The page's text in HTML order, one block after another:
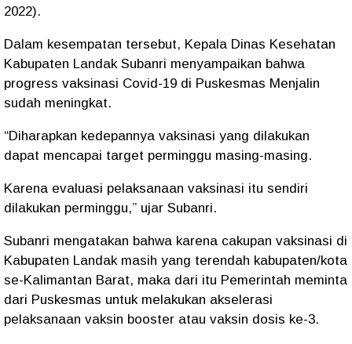
2022).
Dalam kesempatan tersebut, Kepala Dinas Kesehatan
Kabupaten Landak Subanri menyampaikan bahwa
progress vaksinasi Covid-19 di Puskesmas Menjalin
sudah meningkat.
“Diharapkan kedepannya vaksinasi yang dilakukan
dapat mencapai target perminggu masing-masing.
Karena evaluasi pelaksanaan vaksinasi itu sendiri
dilakukan perminggu,” ujar Subanri.
Subanri mengatakan bahwa karena cakupan vaksinasi di
Kabupaten Landak masih yang terendah kabupaten/kota
se-Kalimantan Barat, maka dari itu Pemerintah meminta
dari Puskesmas untuk melakukan akselerasi
pelaksanaan vaksin booster atau vaksin dosis ke-3.